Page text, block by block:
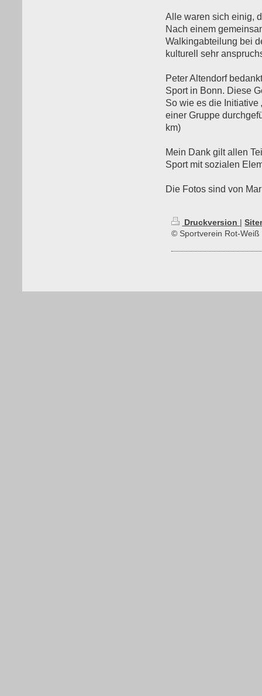
Alle waren sich einig,
Nach einem
Walkingabteilung bei
kulturell sehr
Peter Altendorf
Sport in Bonn. Diese
So wie es die Initiative
einer Gruppe
km)
Mein Dank gilt allen
Sport mit sozialen
Die Fotos sind von
Druckversion |
© Sportverein Rot-Weiß